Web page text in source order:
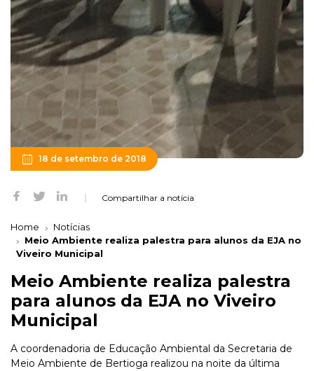
18 de setembro de 2018
Compartilhar a notícia
Home
Notícias
Meio Ambiente realiza palestra para alunos da EJA no
Viveiro Municipal
Meio Ambiente realiza palestra
para alunos da EJA no Viveiro
Municipal
A coordenadoria de Educação Ambiental da Secretaria de
Meio Ambiente de Bertioga realizou na noite da última